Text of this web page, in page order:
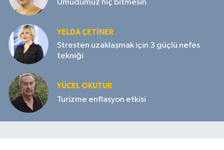
Umudumuz hiç bitmesin
YELDA ÇETİNER
Stresten uzaklaşmak için 3 güçlü nefes
tekniği
YÜCEL OKUTUR
Turizme enflasyon etkisi